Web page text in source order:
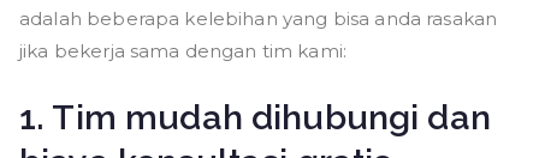
adalah beberapa kelebihan yang bisa anda rasakan
jika bekerja sama dengan tim kami:
1. Tim mudah dihubungi dan